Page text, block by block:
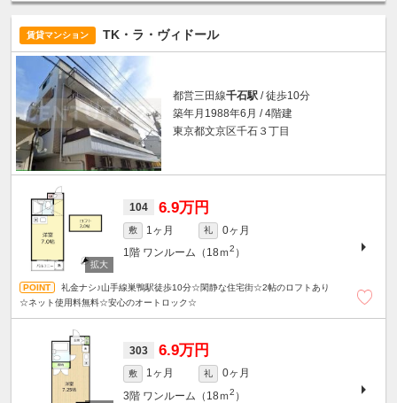
賃貸マンション TK・ラ・ヴィドール
都営三田線千石駅 / 徒歩10分
築年月1988年6月 / 4階建
東京都文京区千石３丁目
104 6.9万円
敷 1ヶ月 礼
0ヶ月
1階 ワンルーム（18ｍ2 ）
礼金ナシ♪山手線巣鴨駅徒歩10分☆閑静な住宅街☆2帖のロフトあり
☆ネット使用料無料☆安心のオートロック☆
303 6.9万円
敷 1ヶ月 礼
0ヶ月
3階 ワンルーム（18ｍ2 ）